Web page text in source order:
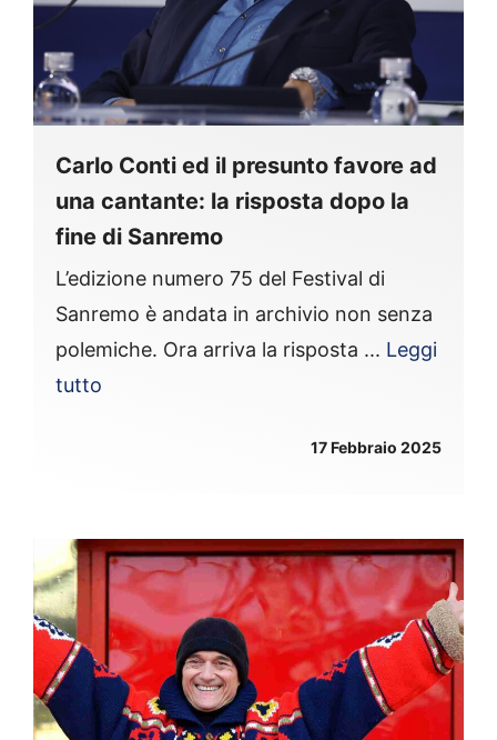
Carlo Conti ed il presunto favore ad
una cantante: la risposta dopo la
fine di Sanremo
L’edizione numero 75 del Festival di
Sanremo è andata in archivio non senza
polemiche. Ora arriva la risposta ... Leggi
tutto
17 Febbraio 2025